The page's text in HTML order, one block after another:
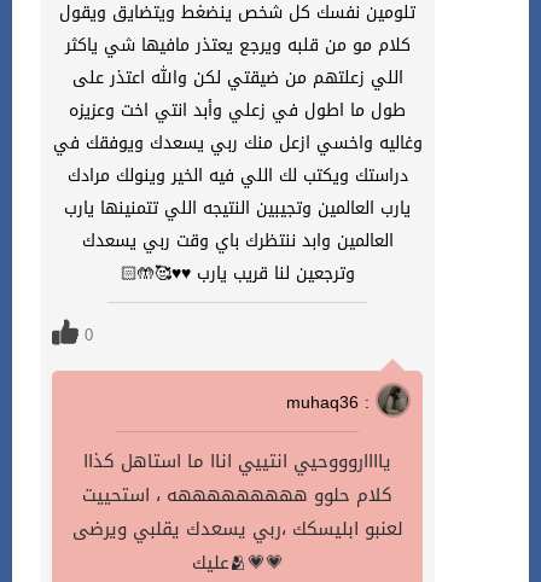
تلومين نفسك كل شخص ينضغط ويتضايق ويقول
كلام مو من قلبه ويرجع يعتذر مافيها شي ياكثر
اللي زعلتهم من ضيقتي لكن والله اعتذر على
طول ما اطول في زعلي وأبد انتي اخت وعزيزه
وغاليه واخسي ازعل منك ربي يسعدك ويوفقك في
دراستك ويكتب لك اللي فيه الخير وينولك مرادك
يارب العالمين وتجيبين النتيجه اللي تتمنينها يارب
العالمين وابد ننتظرك باي وقت ربي يسعدك
وترجعين لنا قريب يارب ♥️♥️🥰🤲🏻
0
muhaq36 :
يااااروووحيي انتييي اناا ما استاهل كذاا
كلام حلوو هههههههههه ، استحييت
لعنبو ابليسكك ،ربي يسعدك يقلبي ويرضى
عليك🫂💗💗